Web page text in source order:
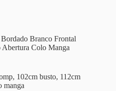
Branco Frontal
Abertura Colo Manga
102cm busto, 112cm
manga